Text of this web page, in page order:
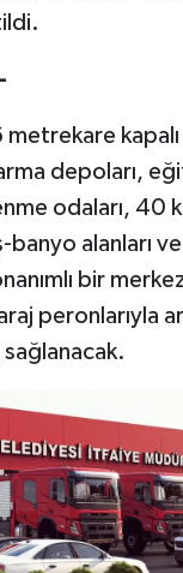
kapalı
depoları,
odaları, 40
alanları
bir
peronlarıyla